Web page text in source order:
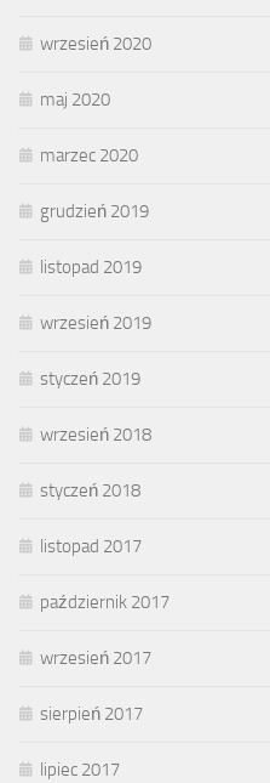
wrzesień 2020
maj 2020
marzec 2020
grudzień 2019
listopad 2019
wrzesień 2019
styczeń 2019
wrzesień 2018
styczeń 2018
listopad 2017
październik 2017
wrzesień 2017
sierpień 2017
lipiec 2017